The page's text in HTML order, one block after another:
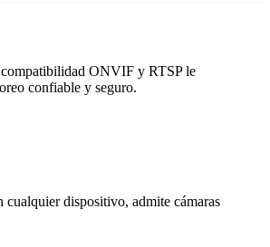
compatibilidad ONVIF y RTSP le
confiable y seguro.
dispositivo, admite cámaras